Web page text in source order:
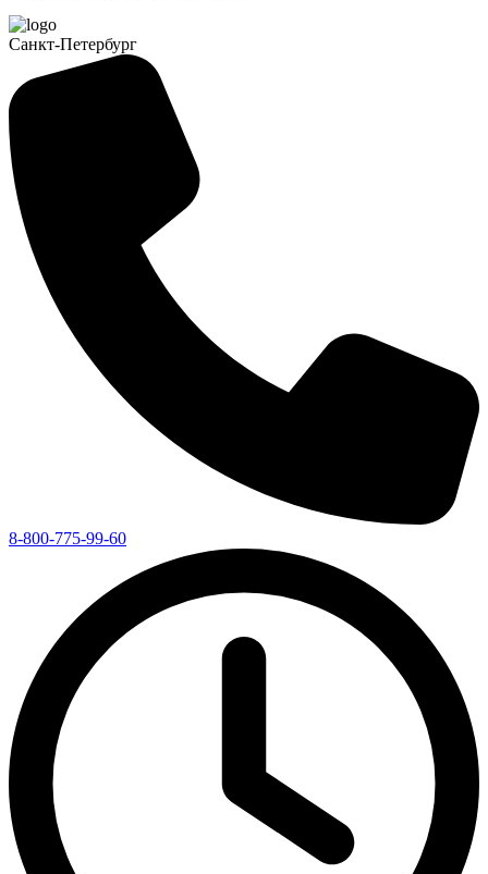
Санкт-Петербург
8-800-775-99-60